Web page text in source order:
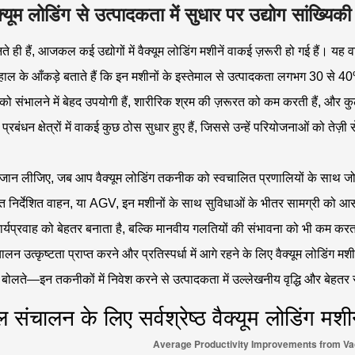
लोडिंग से उत्पादकता में सुधार पर उद्योग सांख्यिकी
ही हैं, आजकल कई उद्योगों में वैक्यूम लोडिंग मशीनें वाकई ज़रूरी हो गई हैं। यह
के आँकड़े बताते हैं कि इन मशीनों के इस्तेमाल से उत्पादकता लगभग 30 से
को संभालने में बेहद उपयोगी हैं, शारीरिक श्रम की ज़रूरत को कम करती हैं, और
प्रबंधन क्षेत्रों में वाकई कुछ ठोस सुधार हुए हैं, जिससे उन्हें परियोजनाओं को
लीजिए, जब आप वैक्यूम लोडिंग तकनीक को स्वचालित प्रणालियों के साथ
निर्देशित वाहन, या AGV, इन मशीनों के साथ सुविधाओं के भीतर सामग्री
को बेहतर बनाता है, बल्कि मानवीय गलतियों की संभावना को भी कम
उत्कृष्टता प्राप्त करने और प्रतिस्पर्धा में आगे रहने के लिए वैक्यूम लोडिंग
तकनीकों में निवेश करने से उत्पादकता में उल्लेखनीय वृद्धि और
के लिए सर्वश्रेष्ठ वैक्यूम लोडिंग